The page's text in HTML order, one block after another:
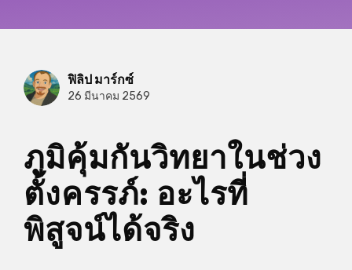
ฟิลิป มาร์กซ์
26 มีนาคม 2569
ภูมิคุ้มกันวิทยาในช่วง
ตั้งครรภ์: อะไรที่
พิสูจน์ได้จริง